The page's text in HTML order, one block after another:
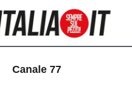
Canale 77